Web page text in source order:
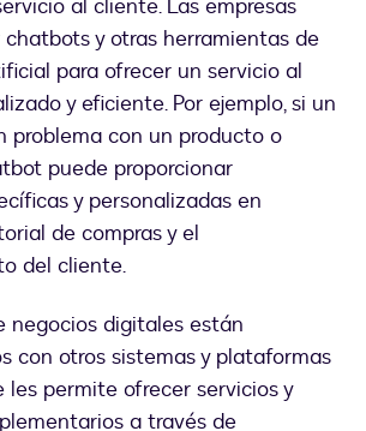
al cliente. Las empresas
y otras herramientas de
para ofrecer un servicio al
y eficiente. Por ejemplo, si un
problema con un producto o
puede proporcionar
y personalizadas en
de compras y el
del cliente.
negocios digitales están
con otros sistemas y plataformas
les permite ofrecer servicios y
a través de